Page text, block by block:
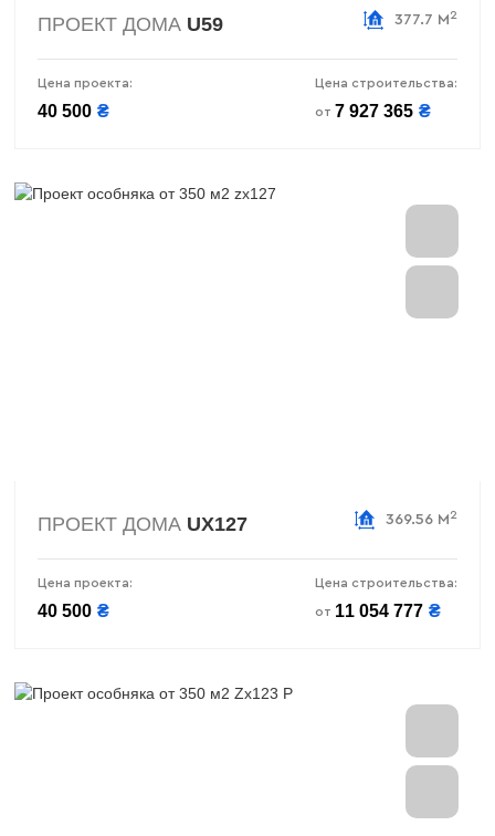
ПРОЕКТ ДОМА U59 377.7 М 2
Цена проекта:
40 500 ₴
Цена строительства:
от 7 927 365 ₴
ПРОЕКТ ДОМА UX127 369.56 М 2
Цена проекта:
40 500 ₴
Цена строительства:
от 11 054 777 ₴